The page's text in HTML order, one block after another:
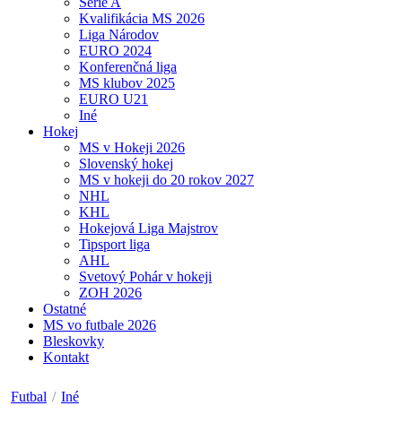
Kvalifikácia MS 2026
Liga Národov
EURO 2024
Konferenčná liga
MS klubov 2025
EURO U21
Iné
Hokej
MS v Hokeji 2026
Slovenský hokej
MS v hokeji do 20 rokov 2027
NHL
KHL
Hokejová Liga Majstrov
Tipsport liga
AHL
Svetový Pohár v hokeji
ZOH 2026
Ostatné
MS vo futbale 2026
Bleskovky
Kontakt
Futbal / Iné